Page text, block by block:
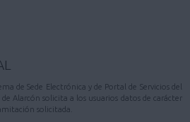
MUNICIPAL
de Sede Electrónica y de Portal de Servicios del
Alarcón solicita a los usuarios datos de carácter
solicitada.